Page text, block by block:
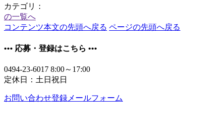
カテゴリ：
の一覧へ
コンテンツ本文の先頭へ戻る ページの先頭へ戻る
••• 応募・登録はこちら •••
0494-23-6017 8:00～17:00
定休日：土日祝日
お問い合わせ登録メールフォーム